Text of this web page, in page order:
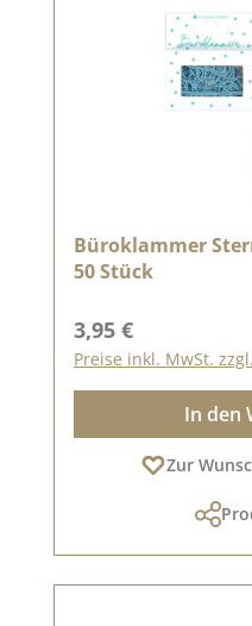
Büroklammer
50 Stück
Regulärer Preis:
3,95 €
Preise inkl. MwSt.
In den
Zur